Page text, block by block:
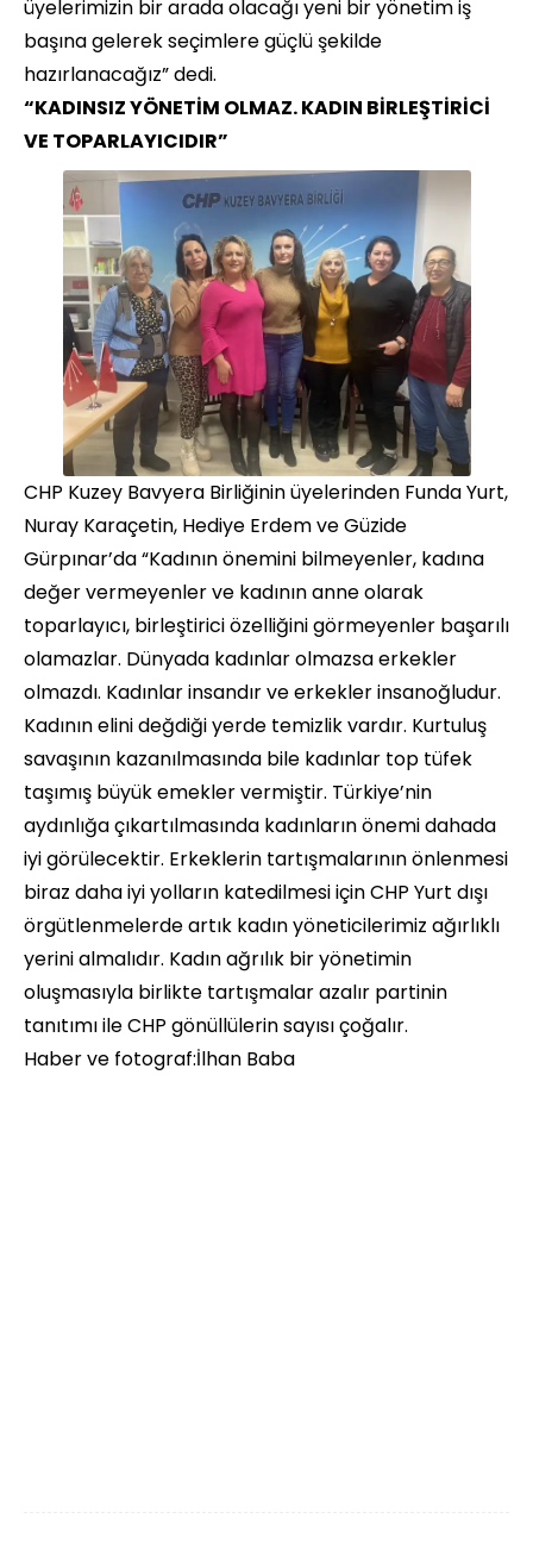
üyelerimizin bir arada olacağı yeni bir yönetim iş
başına gelerek seçimlere güçlü şekilde
hazırlanacağız” dedi.
“KADINSIZ YÖNETİM OLMAZ. KADIN BİRLEŞTİRİCİ
VE TOPARLAYICIDIR”
CHP Kuzey Bavyera Birliğinin üyelerinden Funda Yurt,
Nuray Karaçetin, Hediye Erdem ve Güzide
Gürpınar’da “Kadının önemini bilmeyenler, kadına
değer vermeyenler ve kadının anne olarak
toparlayıcı, birleştirici özelliğini görmeyenler başarılı
olamazlar. Dünyada kadınlar olmazsa erkekler
olmazdı. Kadınlar insandır ve erkekler insanoğludur.
Kadının elini değdiği yerde temizlik vardır. Kurtuluş
savaşının kazanılmasında bile kadınlar top tüfek
taşımış büyük emekler vermiştir. Türkiye’nin
aydınlığa çıkartılmasında kadınların önemi dahada
iyi görülecektir. Erkeklerin tartışmalarının önlenmesi
biraz daha iyi yolların katedilmesi için CHP Yurt dışı
örgütlenmelerde artık kadın yöneticilerimiz ağırlıklı
yerini almalıdır. Kadın ağrılık bir yönetimin
oluşmasıyla birlikte tartışmalar azalır partinin
tanıtımı ile CHP gönüllülerin sayısı çoğalır.
Haber ve fotograf:İlhan Baba